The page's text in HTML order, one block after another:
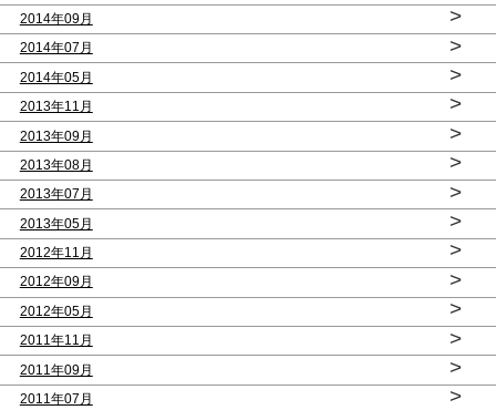
2014年09月 >
2014年07月 >
2014年05月 >
2013年11月 >
2013年09月 >
2013年08月 >
2013年07月 >
2013年05月 >
2012年11月 >
2012年09月 >
2012年05月 >
2011年11月 >
2011年09月 >
2011年07月 >